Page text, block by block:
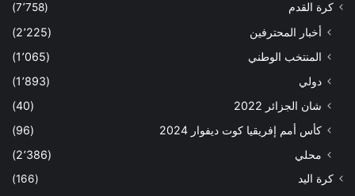
كرة القدم
(7٬758)
أخبار المحترفين
(2٬225)
المنتخب الوطني
(1٬065)
دولي
(1٬893)
شان الجزائر 2022
(40)
كأس أمم إفريقيا كوت ديفوار 2024
(96)
محلي
(2٬386)
كرة اليد
(166)